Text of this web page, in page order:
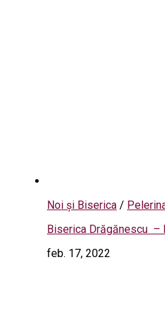
Noi și Biserica /
Biserica Drăgănescu –
feb. 17, 2022